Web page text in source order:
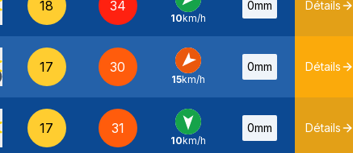
18 34
NE -
10km/h
0mm Détails
17 30
NE -
15km/h
0mm Détails
17 31
N -
10km/h
0mm Détails